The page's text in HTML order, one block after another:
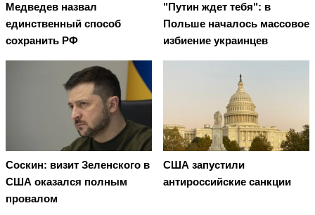
Медведев назвал
единственный способ
сохранить РФ
"Путин ждет тебя": в
Польше началось массовое
избиение украинцев
Соскин: визит Зеленского в
США оказался полным
провалом
США запустили
антироссийские санкции